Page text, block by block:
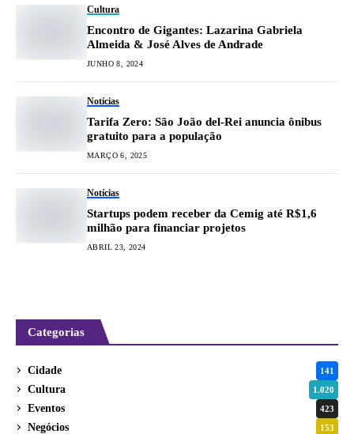
Cultura
Encontro de Gigantes: Lazarina Gabriela
Almeida & José Alves de Andrade
JUNHO 8, 2024
Notícias
Tarifa Zero: São João del-Rei anuncia ônibus
gratuito para a população
MARÇO 6, 2025
Notícias
Startups podem receber da Cemig até R$1,6
milhão para financiar projetos
ABRIL 23, 2024
Categorias
Cidade 141
Cultura 1.020
Eventos 423
Negócios 153